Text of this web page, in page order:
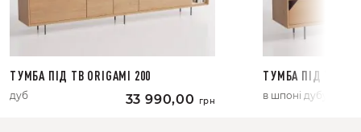
ТУМБА ПІД ТВ ORIGAMI 200
дуб 33 990,00 грн
ТУМБА ПІД ТВ
в шпоні дубу